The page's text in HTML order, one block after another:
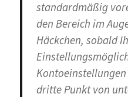
standardmäßig
den Bereich im
Häckchen, sobald
dritte Punkt von